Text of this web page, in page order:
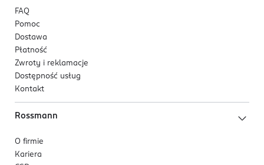
FAQ
Pomoc
Dostawa
Płatność
Zwroty i reklamacje
Dostępność usług
Kontakt
Rossmann
O firmie
Kariera